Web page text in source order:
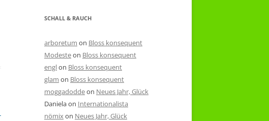
SCHALL & RAUCH
arboretum on Bloss konsequent
Modesteon Bloss konsequent
englon Bloss konsequent
glam on Bloss konsequent
moggadoddeon Neues Jahr, Glück
Danielaon Internationalista
nömixon Neues Jahr, Glück